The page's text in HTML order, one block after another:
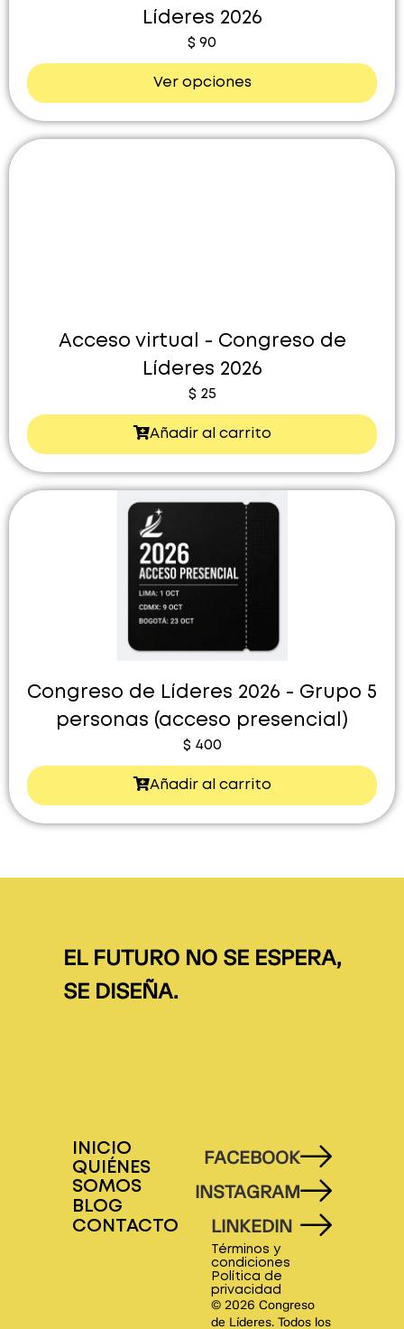
Líderes 2026
$ 90
Ver opciones
Acceso virtual - Congreso de
Líderes 2026
$ 25
Añadir al carrito
Congreso de Líderes 2026 - Grupo 5
personas (acceso presencial)
$ 400
Añadir al carrito
EL FUTURO NO SE ESPERA,
SE DISEÑA.
INICIO
QUIÉNES
SOMOS
BLOG
CONTACTO
FACEBOOK
INSTAGRAM
LINKEDIN
Términos y
condiciones
Política de
privacidad
© 2026 Congreso
de Líderes. Todos los